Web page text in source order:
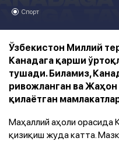
Спорт
Ўзбекистон Миллий
Канадага қарши
тушади. Биламиз,
ривожланган ва
қилаётган
Маҳаллий аҳоли орасида
қизиқиш жуда катта.